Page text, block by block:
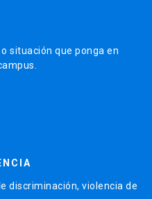
situación que ponga en
discriminación, violencia de